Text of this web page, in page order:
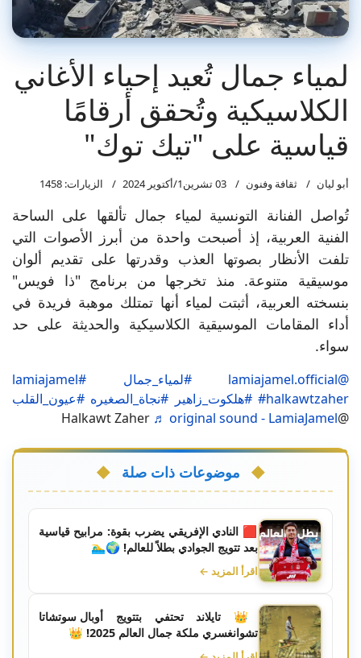
لمياء جمال تُعيد إحياء الأغاني
الكلاسيكية وتُحقق أرقامًا
قياسية على "تيك توك"
أبو ليان ثقافة وفنون 03 تشرين1/أكتوير 2024 الزيارات: 1458
تُواصل الفنانة التونسية لمياء جمال تألقها على الساحة
الفنية العربية، إذ أصبحت واحدة من أبرز الأصوات التي
تلفت الأنظار بصوتها العذب وقدرتها على تقديم ألوان
موسيقية متنوعة. منذ تخرجها من برنامج "ذا فويس"
بنسخته العربية، أثبتت لمياء أنها تمتلك موهبة فريدة في
أداء المقامات الموسيقية الكلاسيكية والحديثة على حد
سواء.
@lamiajamel.official #لمياء_جمال
#lamiajamel
#halkawtzaher #هلكوت_زاهير #نجاة_الصغيره #عيون_القلب
@Halkawt Zaher
♬ original sound - LamiaJamel
موضوعات ذات صلة
🟥 النادي الإفريقي يضرب بقوة: مرابيح قياسية
بعد تتويج الجوادي بطلاً للعالم! 🌍🏊‍♂️
اقرأ المزيد ←
👑 تايلاند تحتفي بتتويج أوبال سوتشاتا
تشوانغسري ملكة جمال العالم 2025! 👑